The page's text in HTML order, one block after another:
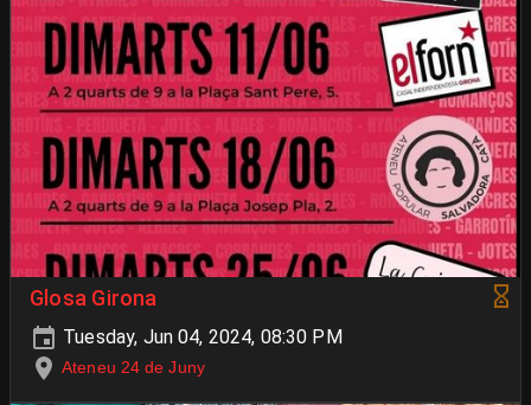
Glosa Girona
Tuesday, Jun 04, 2024, 08:30 PM
Ateneu 24 de Juny